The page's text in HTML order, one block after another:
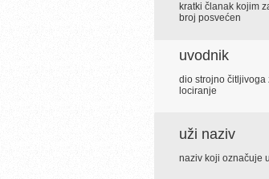
kratki članak kojim
broj posvećen
uvodnik
dio strojno čitljivoga
lociranje
uži naziv
naziv koji označuje